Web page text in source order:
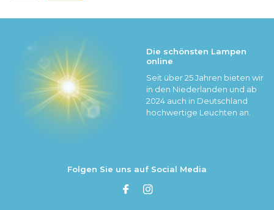
Die schönsten Lampen
online
Seit über 25 Jahren bieten wir
in den Niederlanden und ab
2024 auch in Deutschland
hochwertige Leuchten an.
Folgen Sie uns auf Social Media